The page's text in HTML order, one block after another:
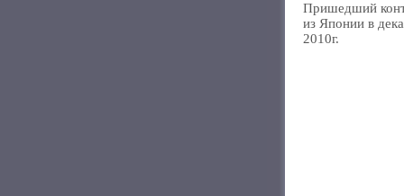
Пришедший
из Японии в
2010г.